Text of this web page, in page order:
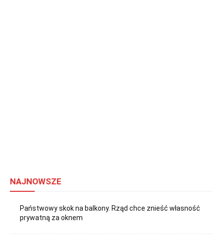
NAJNOWSZE
Państwowy skok na balkony. Rząd chce znieść własność
prywatną za oknem